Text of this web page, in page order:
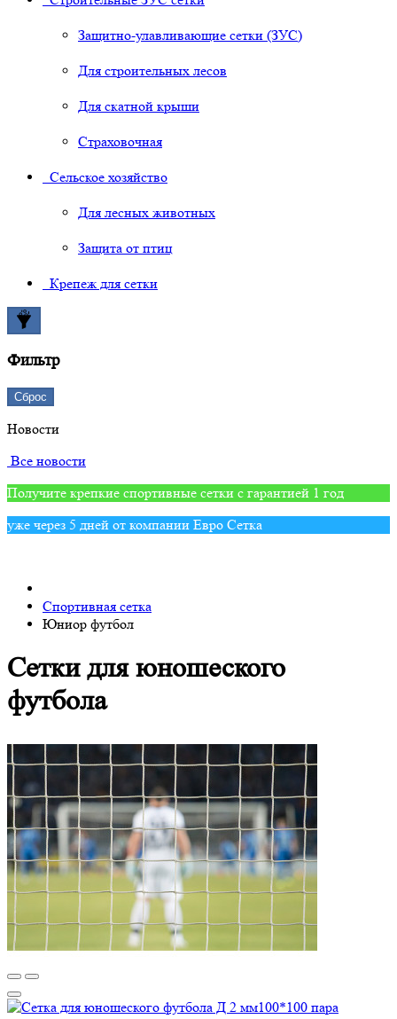
Защитно-улавливающие сетки (ЗУС)
Для строительных лесов
Для скатной крыши
Страховочная
Сельское хозяйство
Для лесных животных
Защита от птиц
Крепеж для сетки
Фильтр
Сброс
Новости
Все новости
Получите крепкие спортивные сетки с гарантией 1 год
уже через 5 дней от компании Евро Сетка
Спортивная сетка
Юниор футбол
Сетки для юношеского
футбола